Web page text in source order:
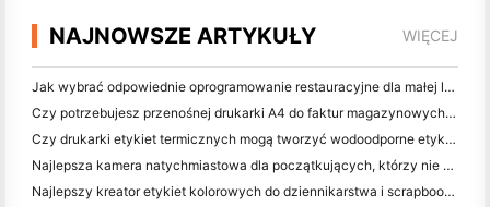
NAJNOWSZE ARTYKUŁY WIĘCEJ
Jak wybrać odpowiednie oprogramowanie restauracyjne dla małej lub średniej restauracji
Czy potrzebujesz przenośnej drukarki A4 do faktur magazynowych? Co naprawdę działa
Czy drukarki etykiet termicznych mogą tworzyć wodoodporne etykiety dla produktów małych firm?
Najlepsza kamera natychmiastowa dla początkujących, którzy nie chcą marnować papieru
Najlepszy kreator etykiet kolorowych do dziennikarstwa i scrapbooking: dodaj więcej kolorów do każdej strony